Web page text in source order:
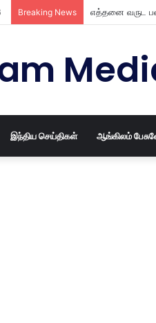
Breaking News எத்தனை வருட
இந்திய செய்திகள் ஆங்கிலம்